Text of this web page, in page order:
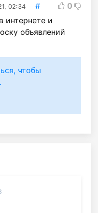
02:34 #
0
интернете и
объявлений
чтобы